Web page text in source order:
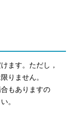
ます。ただし，
りません。
もありますの
。